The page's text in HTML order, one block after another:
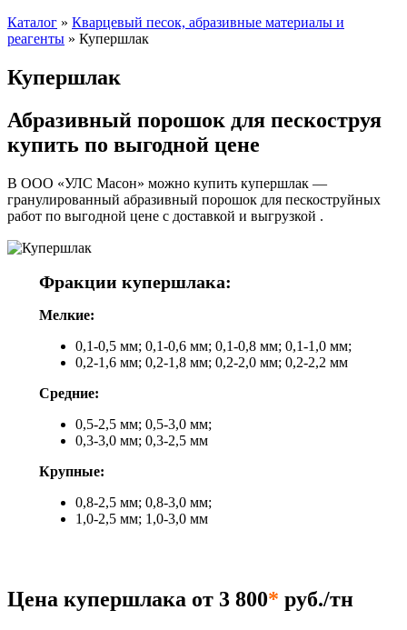
Каталог » Кварцевый песок, абразивные материалы и
реагенты » Купершлак
Купершлак
Абразивный порошок для пескоструя
купить по выгодной цене
В ООО «УЛС Масон» можно купить купершлак —
гранулированный абразивный порошок для пескоструйных
работ по выгодной цене с доставкой и выгрузкой .
Фракции купершлака:
Мелкие:
0,1-0,5 мм; 0,1-0,6 мм; 0,1-0,8 мм; 0,1-1,0 мм;
0,2-1,6 мм; 0,2-1,8 мм; 0,2-2,0 мм; 0,2-2,2 мм
Средние:
0,5-2,5 мм; 0,5-3,0 мм;
0,3-3,0 мм; 0,3-2,5 мм
Крупные:
0,8-2,5 мм; 0,8-3,0 мм;
1,0-2,5 мм; 1,0-3,0 мм
Цена купершлака от 3 800* руб./тн